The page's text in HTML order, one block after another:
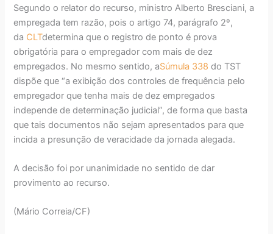
Segundo o relator do recurso, ministro Alberto Bresciani, a
empregada tem razão, pois o artigo 74, parágrafo 2º,
da CLTdetermina que o registro de ponto é prova
obrigatória para o empregador com mais de dez
empregados. No mesmo sentido, aSúmula 338 do TST
dispõe que “a exibição dos controles de frequência pelo
empregador que tenha mais de dez empregados
independe de determinação judicial”, de forma que basta
que tais documentos não sejam apresentados para que
incida a presunção de veracidade da jornada alegada.
A decisão foi por unanimidade no sentido de dar
provimento ao recurso.
(Mário Correia/CF)